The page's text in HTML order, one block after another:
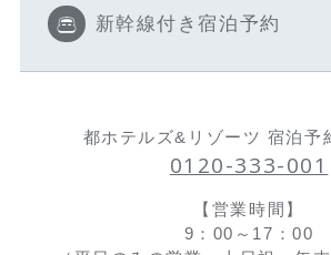
新幹線付き宿泊予約
都ホテルズ&リゾーツ 宿泊予
0120-333-001
【営業時間】
9：00～17：00